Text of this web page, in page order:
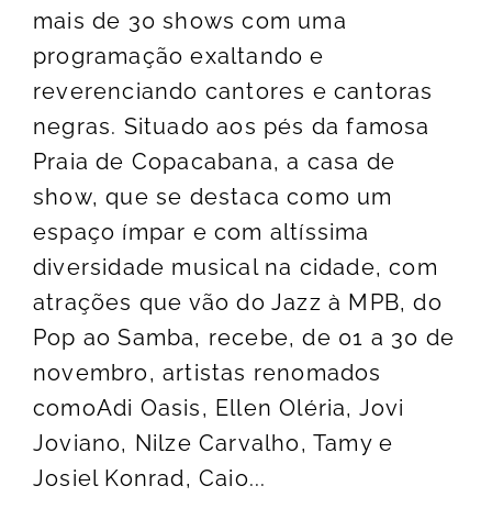
mais de 30 shows com uma
programação exaltando e
reverenciando cantores e cantoras
negras. Situado aos pés da famosa
Praia de Copacabana, a casa de
show, que se destaca como um
espaço ímpar e com altíssima
diversidade musical na cidade, com
atrações que vão do Jazz à MPB, do
Pop ao Samba, recebe, de 01 a 30 de
novembro, artistas renomados
comoAdi Oasis, Ellen Oléria, Jovi
Joviano, Nilze Carvalho, Tamy e
Josiel Konrad, Caio...